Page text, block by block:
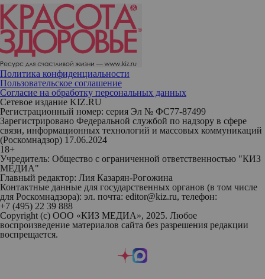
Политика конфиденциальности
Пользовательское соглашение
Согласие на обработку персональных данных
Сетевое издание KIZ.RU
Регистрационный номер: серия Эл № ФС77-87499
Зарегистрировано Федеральной службой по надзору в сфере
связи, информационных технологий и массовых коммуникаций
(Роскомнадзор) 17.06.2024
18+
Учредитель: Общество с ограниченной ответственностью "КИЗ
МЕДИА"
Главный редактор: Лия Казарян-Рогожина
Контактные данные для государственных органов (в том числе
для Роскомнадзора): эл. почта: editor@kiz.ru, телефон:
+7 (495) 22 39 888
Copyright (с) ООО «КИЗ МЕДИА», 2025. Любое
воспроизведение материалов сайта без разрешения редакции
воспрещается.